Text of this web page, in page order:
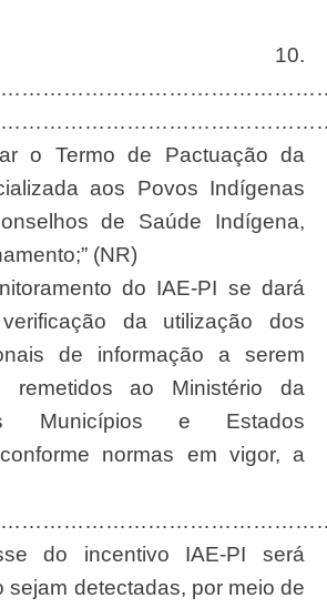
10.
o Termo de Pactuação da
aos Povos Indígenas
de Saúde Indígena,
(NR)
do IAE-PI se dará
da utilização dos
de informação a serem
remetidos ao Ministério da
Municípios e Estados
normas em vigor, a
do incentivo IAE-PI será
sejam detectadas, por meio de